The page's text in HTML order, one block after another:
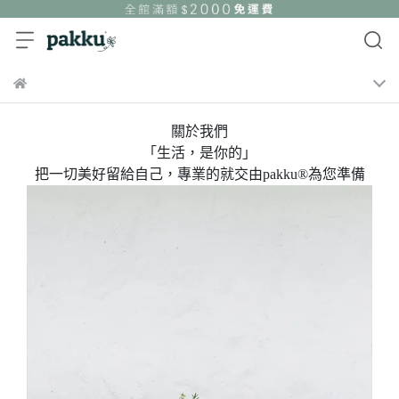
關於我們
「生活，是你的」
把一切美好留給自己，專業的就交由pakku®為您準備